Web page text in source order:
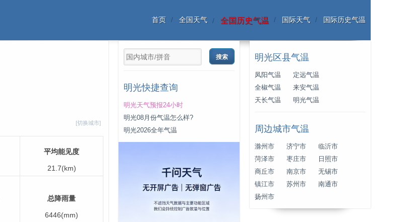
首页 全国天气 全国历史气温 国际天气 国际历史气温
[切换城市]
平均能见度
21.7(km)
总降雨量
6446(mm)
明光快捷查询
明光天气预报24小时
明光08月份气温怎么样?
明光2026全年气温
明光区县气温
凤阳气温
定远气温
全椒气温
来安气温
天长气温
明光气温
周边城市气温
滁州市 济宁市
临沂市
菏泽市
枣庄市
日照市
商丘市
南京市
无锡市
镇江市
苏州市
南通市
扬州市